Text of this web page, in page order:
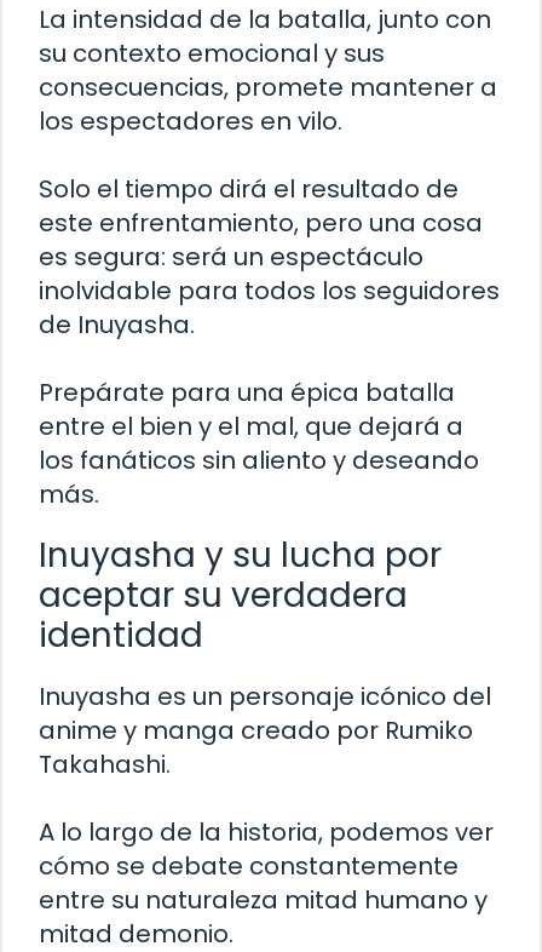
La intensidad de la batalla, junto con
su contexto emocional y sus
consecuencias, promete mantener a
los espectadores en vilo.
Solo el tiempo dirá el resultado de
este enfrentamiento, pero una cosa
es segura: será un espectáculo
inolvidable para todos los seguidores
de Inuyasha.
Prepárate para una épica batalla
entre el bien y el mal, que dejará a
los fanáticos sin aliento y deseando
más.
Inuyasha y su lucha por
aceptar su verdadera
identidad
Inuyasha es un personaje icónico del
anime y manga creado por Rumiko
Takahashi.
A lo largo de la historia, podemos ver
cómo se debate constantemente
entre su naturaleza mitad humano y
mitad demonio.